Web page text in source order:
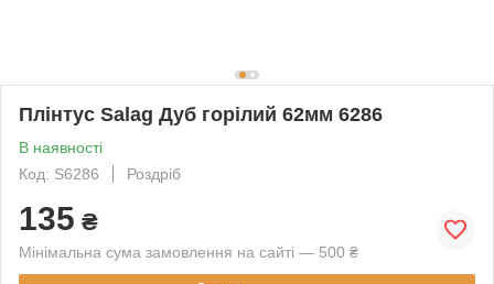
Плінтус Salag Дуб горілий 62мм 6286
В наявності
Код: S6286
Роздріб
135 ₴
Мінімальна сума замовлення на сайті — 500 ₴